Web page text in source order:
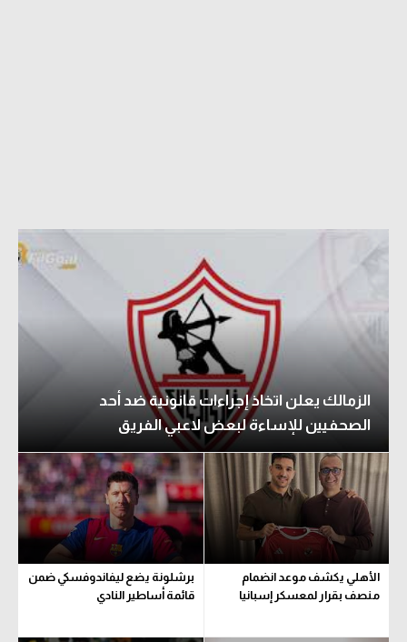
الزمالك يعلن اتخاذ إجراءات قانونية ضد أحد
الصحفيين للإساءة لبعض لاعبي الفريق
الأهلي يكشف موعد انضمام
منصف بقرار لمعسكر إسبانيا
برشلونة يضع ليفاندوفسكي ضمن
قائمة أساطير النادي